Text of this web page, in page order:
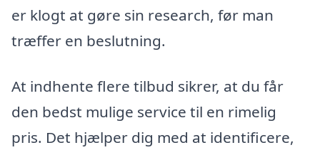
er klogt at gøre sin research, før man
træffer en beslutning.
At indhente flere tilbud sikrer, at du får
den bedst mulige service til en rimelig
pris. Det hjælper dig med at identificere,